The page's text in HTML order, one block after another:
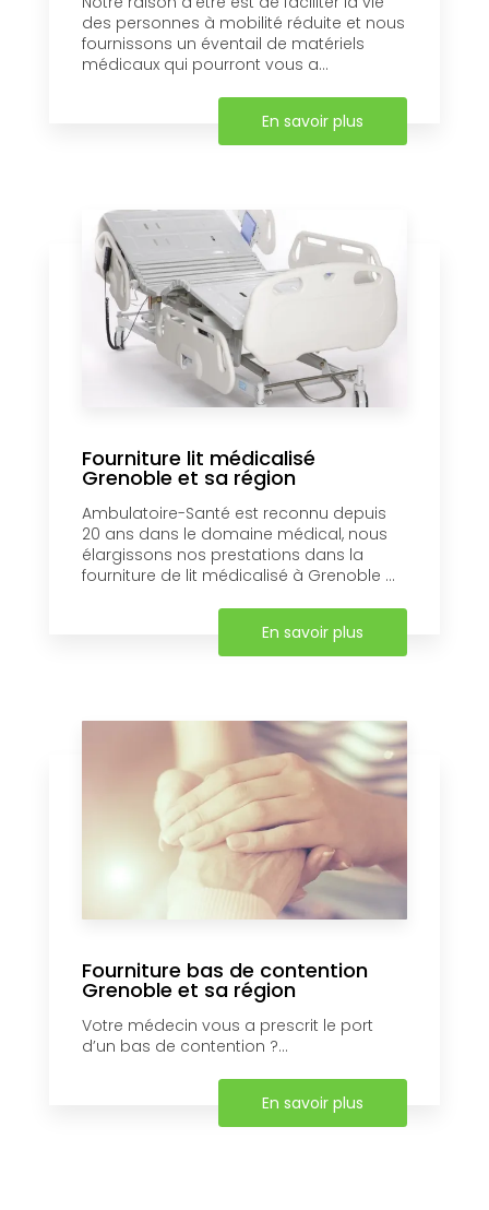
des personnes à mobilité réduite et nous
fournissons un éventail de matériels
médicaux qui pourront vous a...
En savoir plus
Fourniture lit médicalisé
Grenoble et sa région
Ambulatoire-Santé est reconnu depuis
20 ans dans le domaine médical, nous
élargissons nos prestations dans la
fourniture de lit médicalisé à Grenoble ...
En savoir plus
Fourniture bas de contention
Grenoble et sa région
Votre médecin vous a prescrit le port
d’un bas de contention ?...
En savoir plus